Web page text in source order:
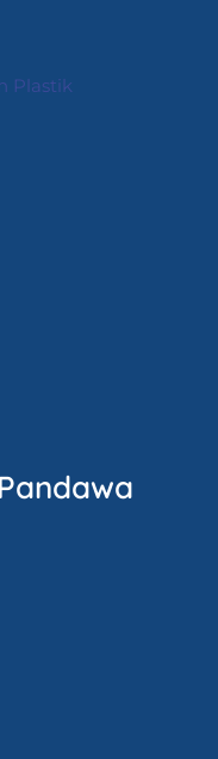
Plastik